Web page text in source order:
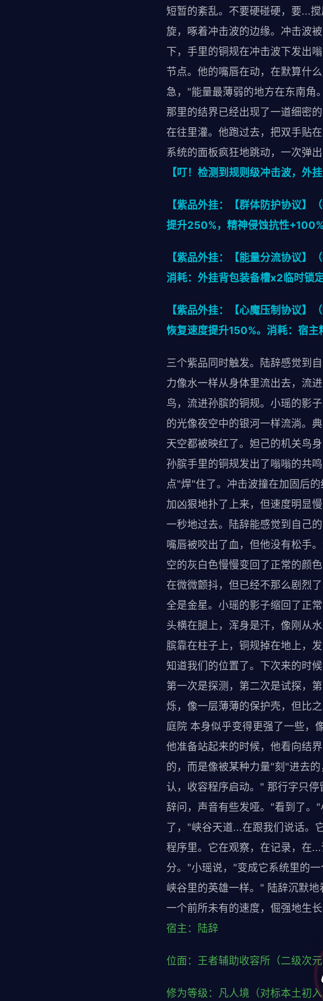
短暂的紊乱。不要硬碰硬，要...
旋，啄着冲击波的边缘。冲击波
下，手里的铜规在冲击波下发出
节点。他的嘴唇在动，在默算什
急，"能量最薄弱的地方在东南角
那里的结界已经出现了一道细密
在往里灌。他跑过去，把双手贴
系统的面板疯狂地跳动，一次弹
【叮！检测到规则级冲击波，外
【紫品外挂：【群体防护协议
提升250%，精神侵蚀抗性
【紫品外挂：【能量分流协议】
消耗：外挂背包装备槽x2临时锁定
【紫品外挂：【心魔压制协议】
恢复速度提升150%。消耗：宿主
三个紫品同时触发。陆辞感觉到
力像水一样从身体里流出去，流
鸟，流进孙膑的铜规。小瑶的影
的光像夜空中的银河一样流淌。
天空都被映红了。妲己的机关鸟
孙膑手里的铜规发出了嗡嗡的共
点"焊"住了。冲击波撞在加固后
加凶狠地扑了上来，但速度明显
一秒地过去。陆辞能感觉到自己
嘴唇被咬出了血，但他没有松手
空的灰白色慢慢变回了正常的颜
在微微颤抖，但已经不那么剧烈
全是金星。小瑶的影子缩回了正
头横在腿上，浑身是汗，像刚从
膑靠在柱子上，铜规掉在地上，
知道我们的位置了。下次来的时
第一次是探测，第二次是试探，
烁，像一层薄薄的保护壳，但比
庭院 本身似乎变得更强了一些，
他准备站起来的时候，他看向结
的，而是像被某种力量"刻"进去
认，收容程序启动。" 那行字只
辞问，声音有些发哑。"看到了。
了，"峡谷天道...在跟我们说话。
程序里。它在观察，在记录，在
分。"小瑶说，"变成它系统里的
峡谷里的英雄一样。" 陆辞沉默
一个前所未有的速度，倔强地生长
宿主：陆辞
位面：王者辅助收容所（二级次
修为等级：凡人境（对标本土初